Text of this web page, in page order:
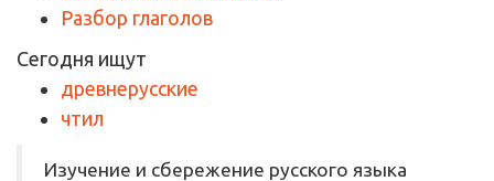
Разбор глаголов
Сегодня ищут
древнерусские
чтил
Изучение и сбережение русского языка